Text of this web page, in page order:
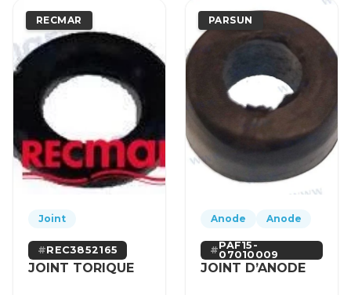
RECMAR
Joint
REC3852165
JOINT TORIQUE
PARSUN
Anode Anode
PAF15-
07010009
JOINT D’ANODE